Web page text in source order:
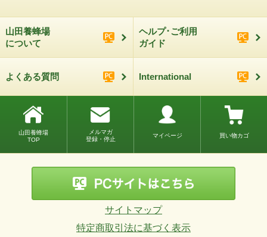
山田養蜂場
について
ヘルプ･ご利用
ガイド
よくある質問 International
山田養蜂場
TOP
メルマガ
登録・停止
マイページ 買い物カゴ
サイトマップ
特定商取引法に基づく表示